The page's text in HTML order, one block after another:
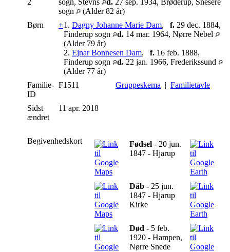
sogn
(Alder 82 år)
Børn
+1. Dagny Johanne Marie Dam, f. 29 dec. 1884,
Finderup sogn
d. 14 mar. 1964, Nørre Nebel
(Alder 79 år)
2. Ejnar Bonnesen Dam, f. 16 feb. 1888,
Finderup sogn
d. 22 jan. 1966, Frederikssund
(Alder 77 år)
Familie-
ID
F1511 Gruppeskema | Familietavle
Sidst
ændret
11 apr. 2018
Begivenhedskort Fødsel - 20 jun.
1847 - Hjarup
Dåb - 25 jun.
1847 - Hjarup
Kirke
Død - 5 feb.
1920 - Hampen,
Nørre Snede